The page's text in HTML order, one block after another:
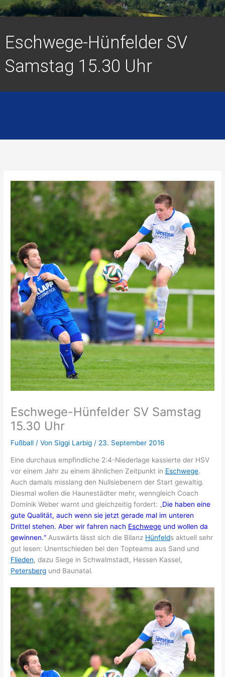
Eschwege-Hünfelder SV
Samstag 15.30 Uhr
Eschwege-Hünfelder SV Samstag
15.30 Uhr
Fußball / Von Siggi Larbig / 23. September 2016
Eine durchaus empfindliche 2:4-Niederlage kassierte der HSV
vor einem Jahr zu einem ähnlichen Zeitpunkt in Eschwege.
Auch damals misslang den Nullsiebenern der Start gewaltig.
Diesmal wollen die Haunestädter mehr, wenngleich Coach
Dominik Weber warnt und gleichzeitig fordert: „Die haben eine
gute Qualität, auch wenn sie jetzt gerade mal im unteren
Drittel stehen. Aber wir fahren nach Eschwege und wollen da
gewinnen.“ Auswärts lässt sich die Bilanz Hünfelds aktuell sehr
gut lesen: Unentschieden bei den Topteams aus Sand und
Flieden, dazu Siege in Schwalmstadt, Hessen Kassel,
Petersberg und Baunatal.